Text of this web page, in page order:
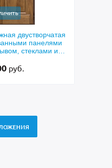
ММ578Входная утепленная
белыми
плитами МДФ